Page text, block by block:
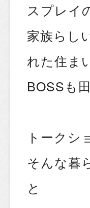
スプレイ
家族らし
れた住ま
BOSSも
トークシ
そんな暮
と